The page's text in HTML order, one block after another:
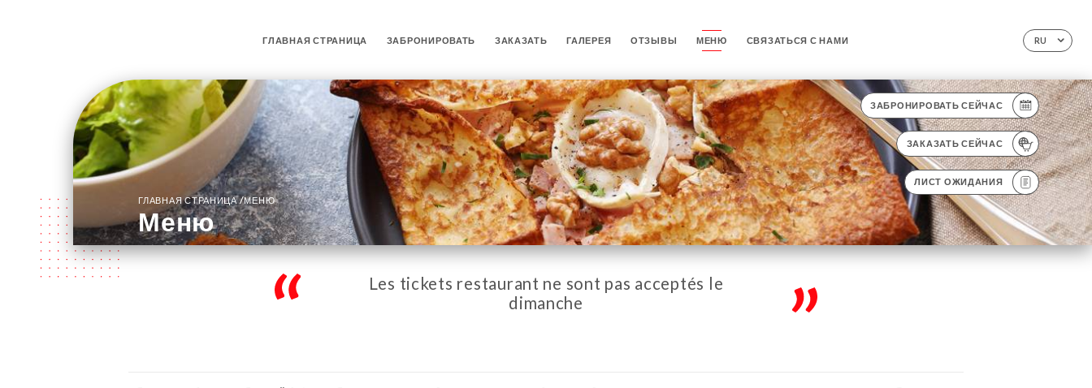
RU
ГЛАВНАЯ СТРАНИЦА ЗАБРОНИРОВАТЬ ЗАКАЗАТЬ ГАЛЕРЕЯ ОТЗЫВЫ МЕНЮ СВЯЗАТЬСЯ С НАМИ
ЗАБРОНИРОВАТЬ СЕЙЧАС
ЗАКАЗАТЬ СЕЙЧАС
ЛИСТ ОЖИДАНИЯ
ГЛАВНАЯ СТРАНИЦА/МЕНЮ
Меню
Les tickets restaurant ne sont pas acceptés le
dimanche